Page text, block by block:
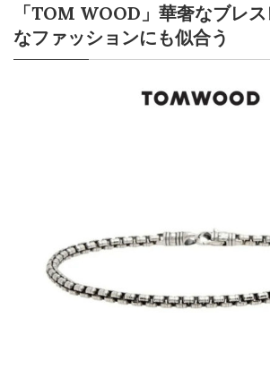
「TOM WOOD」華奢なブレ
なファッションにも似合う